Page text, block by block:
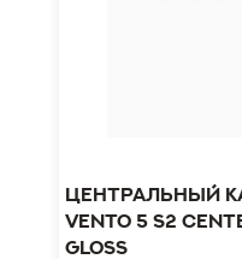
Центральный
Vento 5 S2
gloss